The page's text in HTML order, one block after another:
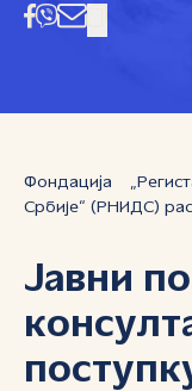
Фoндaциja
Србије“ (РНИДС)
Јавни